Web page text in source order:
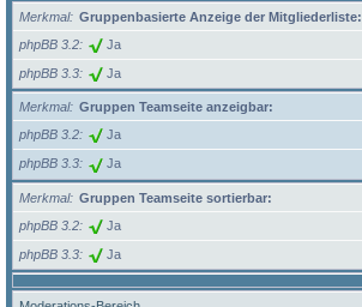
Merkmal
Gruppenbasierte Anzeige der Mitgliederliste:
phpBB 3.2
Ja
phpBB 3.3 Ja
Merkmal
Gruppen Teamseite anzeigbar:
phpBB 3.2
Ja
phpBB 3.3 Ja
Merkmal
Gruppen Teamseite sortierbar:
phpBB 3.2
Ja
phpBB 3.3 Ja